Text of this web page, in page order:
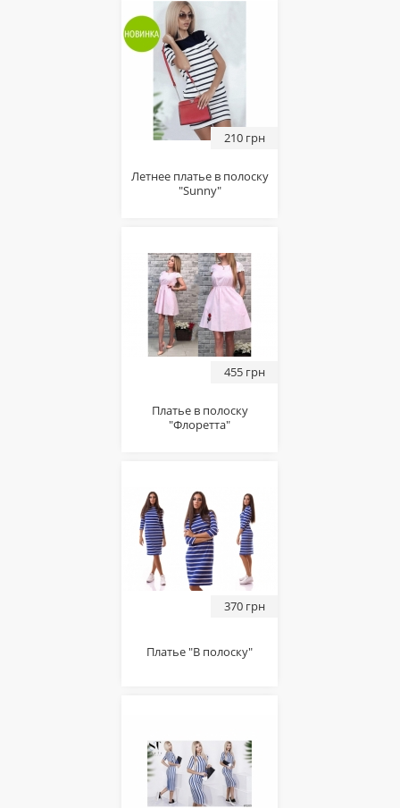
210 грн
Летнее платье в полоску
"Sunny"
455 грн
Платье в полоску
"Флоретта"
370 грн
Платье "В полоску"